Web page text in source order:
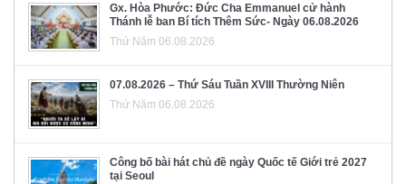
Gx. Hòa Phước: Đức Cha Emmanuel cử hành
Thánh lễ ban Bí tích Thêm Sức- Ngày 06.08.2026
Thứ Năm 06.08.2026
07.08.2026 – Thứ Sáu Tuần XVIII Thường Niên
Thứ Năm 06.08.2026
Công bố bài hát chủ đề ngày Quốc tế Giới trẻ 2027
tại Seoul